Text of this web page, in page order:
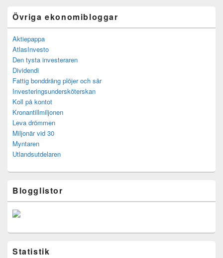
Övriga ekonomibloggar
Aktiepappa
AtlasInvesto
Den tysta investeraren
Dividendi
Fattig bonddräng plöjer och sår
Investeringsundersköterskan
Koll på kontot
Kronantillmiljonen
Leva drömmen
Miljonär vid 30
Myntaren
Utlandsutdelaren
Blogglistor
Statistik